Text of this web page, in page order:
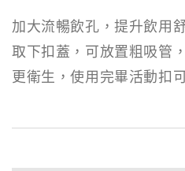
加大流暢飲孔，提升飲用
取下扣蓋，可放置粗吸管
更衛生，使用完畢活動扣